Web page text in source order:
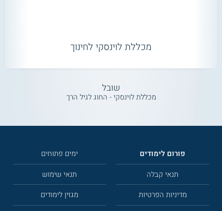
מכללת לוינסקי לחינוך
שובל
מכללת לוינסקי - החוג לגיל הרך
פורום לימודים
ימים פתוחים
תנאי קבלה
תנאי שימוש
מדיניות הפרטיות
מגזין לימודים